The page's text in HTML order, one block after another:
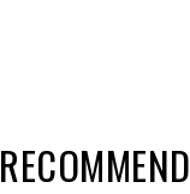
RECOMMEND